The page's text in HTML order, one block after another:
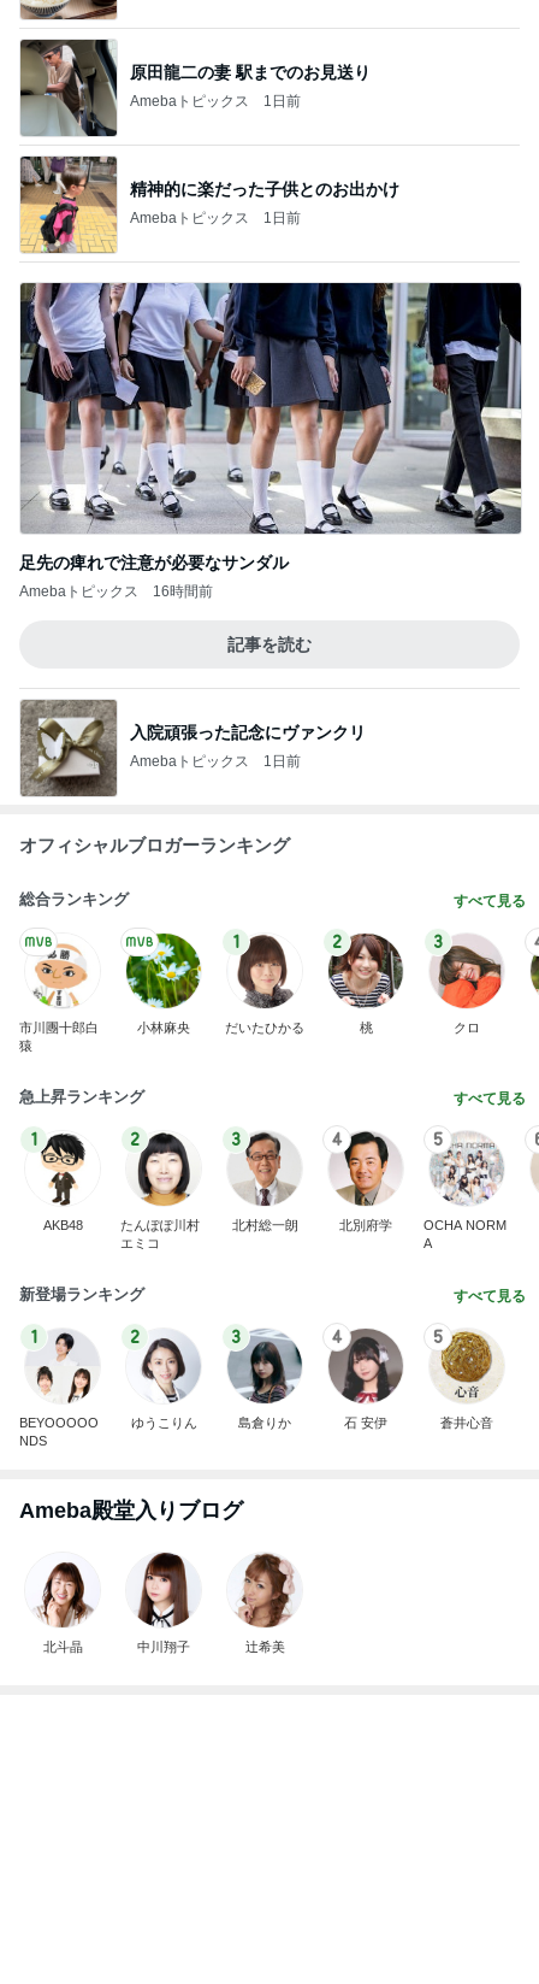
原田龍二の妻 駅までのお見送り
Amebaトピックス 1日前
精神的に楽だった子供とのお出かけ
Amebaトピックス 1日前
足先の痺れで注意が必要なサンダル
Amebaトピックス 16時間前
記事を読む
入院頑張った記念にヴァンクリ
Amebaトピックス 1日前
オフィシャルブロガーランキング
総合ランキング すべて見る
市川團十郎白
猿
小林麻央
1
だいたひかる
2
桃
3
クロ
急上昇ランキング すべて見る
1
AKB48
2
たんぽぽ川村
エミコ
3
北村総一朗
4
北別府学
5
OCHA NORM
A
新登場ランキング すべて見る
1
BEYOOOOO
NDS
2
ゆうこりん
3
島倉りか
4
石 安伊
5
蒼井心音
Ameba殿堂入りブログ
北斗晶 中川翔子 辻希美